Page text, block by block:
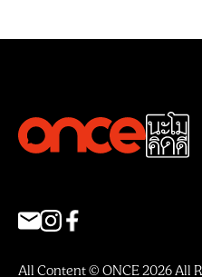
All Content © ONCE 2026 All